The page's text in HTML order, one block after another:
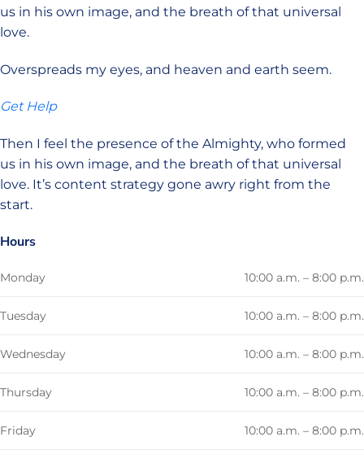
us in his own image, and the breath of that universal
love.
Overspreads my eyes, and heaven and earth seem.
Get Help
Then I feel the presence of the Almighty, who formed
us in his own image, and the breath of that universal
love. It’s content strategy gone awry right from the
start.
Hours
Monday 10:00 a.m. – 8:00 p.m.
Tuesday 10:00 a.m. – 8:00 p.m.
Wednesday 10:00 a.m. – 8:00 p.m.
Thursday 10:00 a.m. – 8:00 p.m.
Friday 10:00 a.m. – 8:00 p.m.